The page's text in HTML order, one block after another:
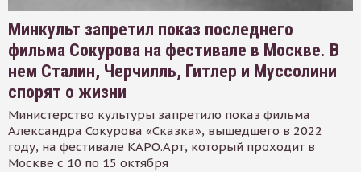
Минкульт запретил показ последнего
фильма Сокурова на фестивале в Москве. В
нем Сталин, Черчилль, Гитлер и Муссолини
спорят о жизни
Министерство культуры запретило показ фильма
Александра Сокурова «Сказка», вышедшего в 2022
году, на фестивале КАРО.Арт, который проходит в
Москве с 10 по 15 октября